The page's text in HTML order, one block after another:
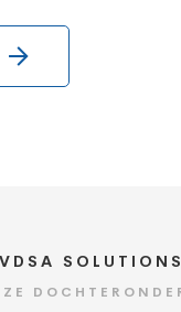
VDSA SOLUTIONS